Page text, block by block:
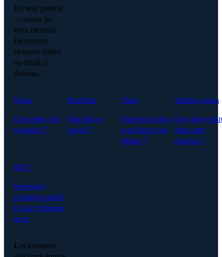
Un seul produit
— toutes les
vues incluses.
Découvrez
chacune d'elles
en détail ci-
dessous.
Notes
Que vient-il de
se passer ?
Briefings
Que dois-je
savoir ?
Plans
Quel est le plan,
et qu'est-ce qui
dérape ?
Talking points
Que dois-je
dans cette
réunion ?
MCP
Interrogez
n'importe quelle
IA sur n'importe
quoi.
Les moments